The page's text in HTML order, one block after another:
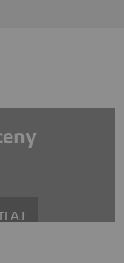
w ustawieniach